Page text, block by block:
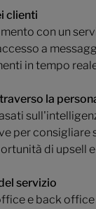
clienti
con un
a
in tempo
la
per consigliare
di upsell
servizio
e back